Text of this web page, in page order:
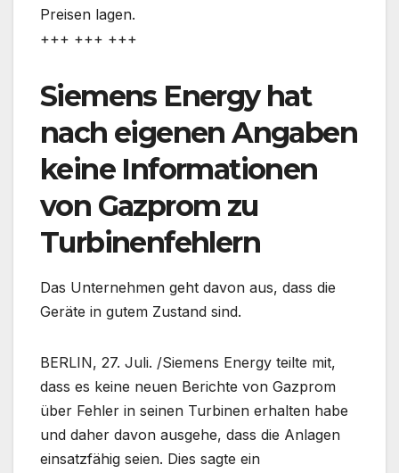
Preisen lagen.
+++ +++ +++
Siemens Energy hat
nach eigenen Angaben
keine Informationen
von Gazprom zu
Turbinenfehlern
Das Unternehmen geht davon aus, dass die
Geräte in gutem Zustand sind.
BERLIN, 27. Juli. /Siemens Energy teilte mit,
dass es keine neuen Berichte von Gazprom
über Fehler in seinen Turbinen erhalten habe
und daher davon ausgehe, dass die Anlagen
einsatzfähig seien. Dies sagte ein